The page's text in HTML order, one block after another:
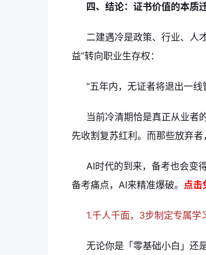
四、结论：证书价值的本质
二建遇冷是政策、行业、人
益”转向职业生存权：
“五年内，无证者将退出一线
当前冷清期恰是真正从业
先收割复苏红利。而那些放弃
AI时代的到来，备考也会变
备考痛点，AI来精准爆破。 点击
1.千人千面，3步制定专属学
无论你是「零基础小白」还